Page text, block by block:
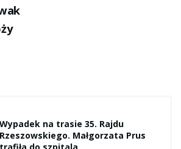
Wypadek na trasie 35. Rajdu
Rzeszowskiego. Małgorzata Prus
trafiła do szpitala